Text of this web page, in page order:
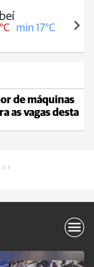
max 19°C
de máquinas
as vagas desta